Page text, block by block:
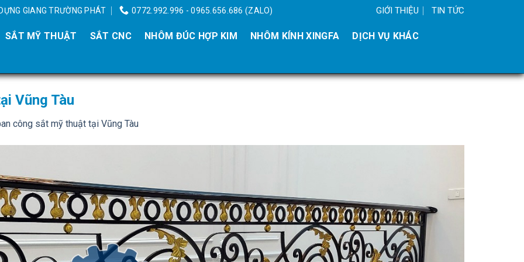
GIANG TRƯỜNG PHÁT 0772.992.996 - 0965.656.686 (ZALO) GIỚI THIỆU TIN TỨC
SẮT MỸ THUẬT SẮT CNC NHÔM ĐÚC HỢP KIM NHÔM KÍNH XINGFA
DỊCH VỤ KHÁC
Vũng Tàu
công sắt mỹ thuật tại Vũng Tàu